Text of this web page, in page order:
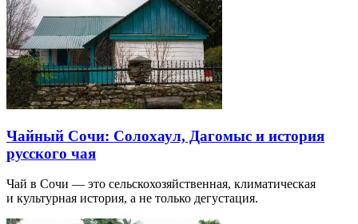
Чайный Сочи: Солохаул, Дагомыс и история
русского чая
Чай в Сочи — это сельскохозяйственная, климатическая
и культурная история, а не только дегустация.